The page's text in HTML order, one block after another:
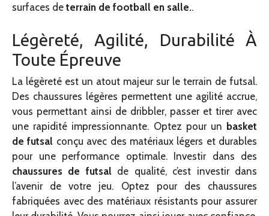
surfaces deterrain de football en salle..
Légèreté, Agilité, Durabilité À
Toute Épreuve
La légèreté est un atout majeur sur le terrain de futsal.
Des chaussures légères permettent une agilité accrue,
vous permettant ainsi de dribbler, passer et tirer avec
une rapidité impressionnante. Optez pour un basket
de futsal conçu avec des matériaux légers et durables
pour une performance optimale. Investir dans des
chaussures de futsal de qualité, c’est investir dans
l’avenir de votre jeu. Optez pour des chaussures
fabriquées avec des matériaux résistants pour assurer